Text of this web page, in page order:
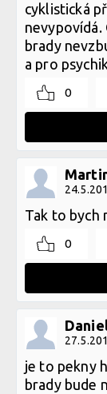
cyklistická
nevypovídá.
brady
a pro
0
Tak to bych
0
je to pekny
brady bude